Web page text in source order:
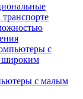
с
широким
с малым